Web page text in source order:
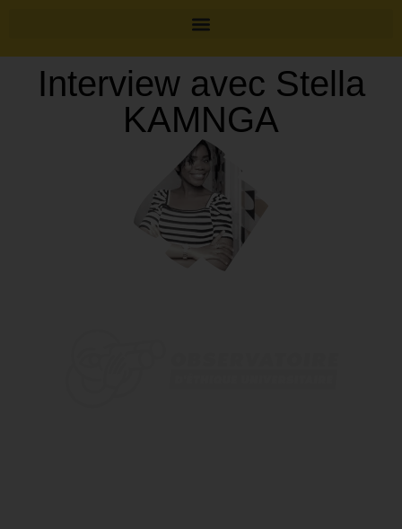
Interview avec Stella
KAMNGA